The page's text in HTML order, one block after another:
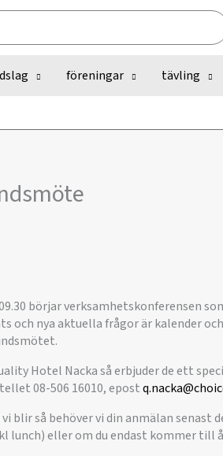
föreningar tävling
börjar verksamhetskonferensen
och nya aktuella frågor är kalender
Hotel Nacka så erbjuder de ett
08-506 16010, epost
blir så behöver vi din anmälan senast
lunch) eller om du endast kommer till